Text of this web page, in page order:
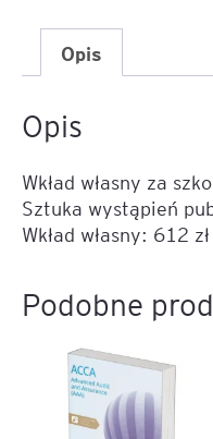
Sztuka
wystąpień
publicznych
Opis
Opis
Wkład własny za
Sztuka wystąpień
Wkład własny: 612
Podobne